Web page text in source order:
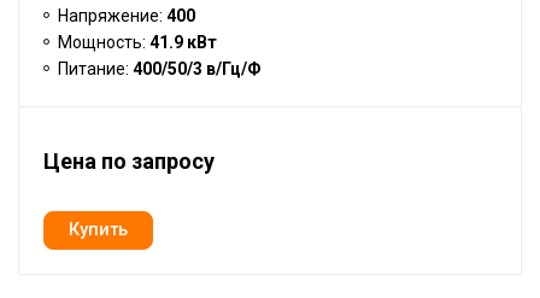
Напряжение: 400
Мощность: 41.9 кВт
Питание: 400/50/3 в/Гц/Ф
Цена по запросу